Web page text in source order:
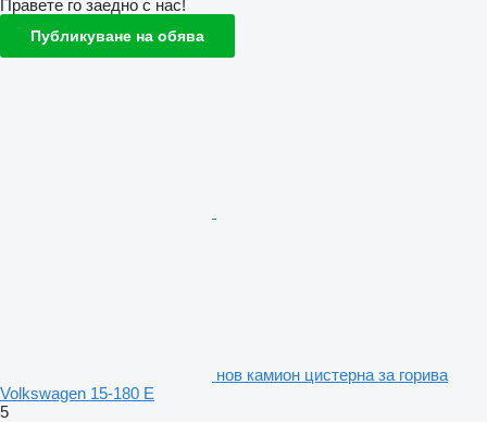
Правете го заедно с нас!
Публикуване на обява
нов камион цистерна за горива
Volkswagen 15-180 E
5